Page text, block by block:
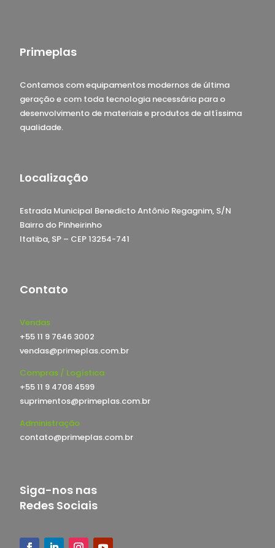
Primeplas
Contamos com equipamentos modernos de última
geração e com toda tecnologia necessária para o
desenvolvimento de materiais e produtos de altíssima
qualidade.
Localização
Estrada Municipal Benedicto Antônio Regagnim, S/N
Bairro do Pinheirinho
Itatiba, SP – CEP 13254-741
Contato
Vendas
+55 11 9 7646 3002
vendas@primeplas.com.br
Compras / Logística
+55 11 9 4708 4599
suprimentos@primeplas.com.br
Administração
contato@primeplas.com.br
Siga-nos nas
Redes Sociais